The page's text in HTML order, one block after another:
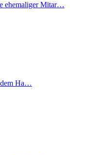
ehemaliger Mitar…
dem Ha…